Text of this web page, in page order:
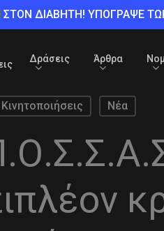
ΣΤΟΝ ΔΙΑΒΗΤΗ! ΥΠΟΓΡΑΨΕ
Δράσεις Άρθρα
Κινητοποιήσεις Νέα